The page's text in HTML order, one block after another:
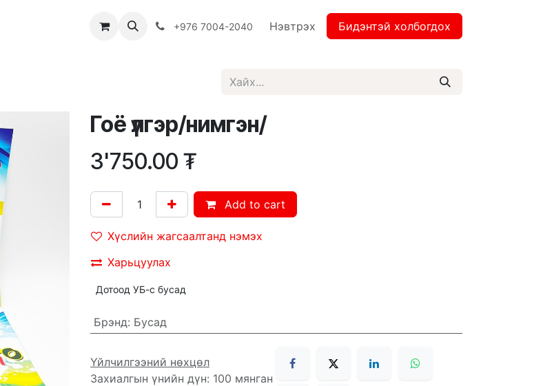
Хямдрал ♻️ Эко шогол+976 7004-2040 Нэвтрэх Бидэнтэй холбогдох
Гоё үлгэр/нимгэн/
3'750.00 ₮
Add to cart
Хүслийн жагсаалтанд нэмэх
Харьцуулах
Дотоод УБ-с бусад
Брэнд: Бусад
Үйлчилгээний нөхцөл
Захиалгын үнийн дүн: 100 мянган